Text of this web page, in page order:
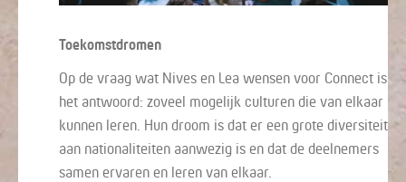
Toekomstdromen
Op de vraag wat Nives en Lea wensen voor Connect is
het antwoord: zoveel mogelijk culturen die van elkaar
kunnen leren. Hun droom is dat er een grote diversiteit
aan nationaliteiten aanwezig is en dat de deelnemers
samen ervaren en leren van elkaar.